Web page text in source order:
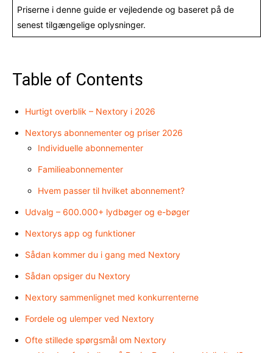
Priserne i denne guide er vejledende og baseret på de
senest tilgængelige oplysninger.
Table of Contents
Hurtigt overblik – Nextory i 2026
Nextorys abonnementer og priser 2026
Individuelle abonnementer
Familieabonnementer
Hvem passer til hvilket abonnement?
Udvalg – 600.000+ lydbøger og e-bøger
Nextorys app og funktioner
Sådan kommer du i gang med Nextory
Sådan opsiger du Nextory
Nextory sammenlignet med konkurrenterne
Fordele og ulemper ved Nextory
Ofte stillede spørgsmål om Nextory